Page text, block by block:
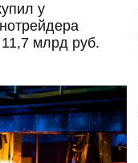
у
млрд руб.